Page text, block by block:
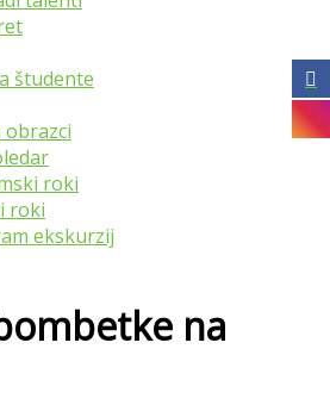
študente
obrazci
roki
roki
ekskurzij
na